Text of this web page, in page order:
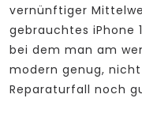
vernünftiger
gebrauchtes iPhone
bei dem man am
modern genug,
Reparaturfall noch